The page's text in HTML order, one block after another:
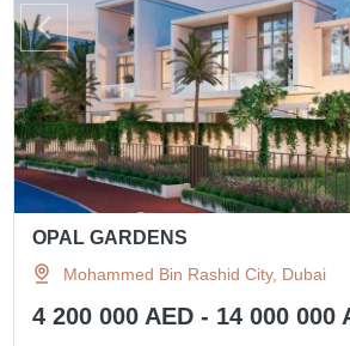
OPAL GARDENS
Mohammed Bin Rashid City, Dubai
4 200 000 AED - 14 000 000